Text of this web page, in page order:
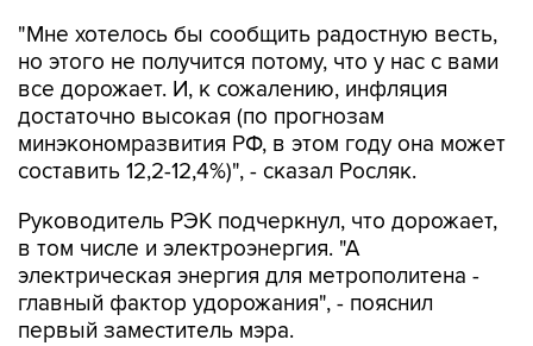
"Мне хотелось бы сообщить радостную весть,
но этого не получится потому, что у нас с вами
все дорожает. И, к сожалению, инфляция
достаточно высокая (по прогнозам
минэкономразвития РФ, в этом году она может
составить 12,2-12,4%)", - сказал Росляк.
Руководитель РЭК подчеркнул, что дорожает,
в том числе и электроэнергия. "А
электрическая энергия для метрополитена -
главный фактор удорожания", - пояснил
первый заместитель мэра.